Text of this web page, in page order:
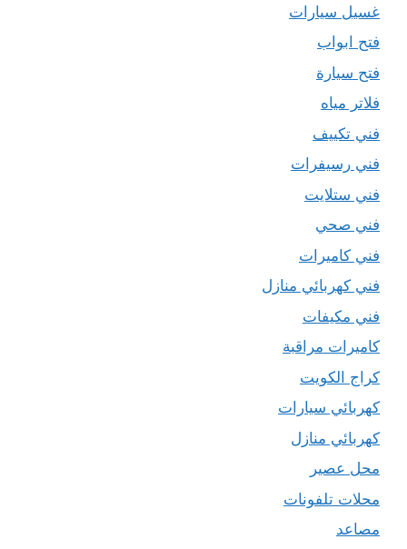
غسيل سيارات
فتح ابواب
فتح سيارة
فلاتر مياه
فني تكييف
فني رسيفرات
فني ستلايت
فني صحي
فني كاميرات
فني كهربائي منازل
فني مكيفات
كاميرات مراقبة
كراج الكويت
كهربائي سيارات
كهربائي منازل
محل عصير
محلات تلفونات
مصاعد